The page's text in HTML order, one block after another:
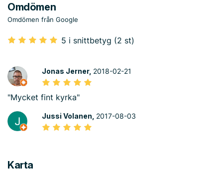
Omdömen
Omdömen från Google
5 i snittbetyg (2 st)
Jonas Jerner, 2018-02-21
"Mycket fint kyrka"
Jussi Volanen, 2017-08-03
Karta